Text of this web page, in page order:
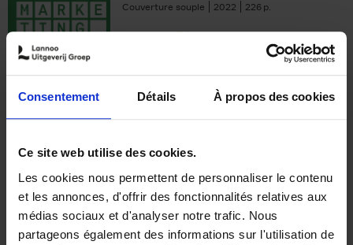
Consentement Détails À propos des cookies
Ce site web utilise des cookies.
Les cookies nous permettent de personnaliser le contenu
et les annonces, d'offrir des fonctionnalités relatives aux
médias sociaux et d'analyser notre trafic. Nous
partageons également des informations sur l'utilisation de
Couverture souple
2022 226
€35,50
The Offer You Can't
Refuse
Steven Van Belleghem
Couverture souple
2020 256